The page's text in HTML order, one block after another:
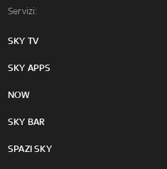
Servizi:
SKY TV
SKY APPS
NOW
SKY BAR
SPAZI SKY